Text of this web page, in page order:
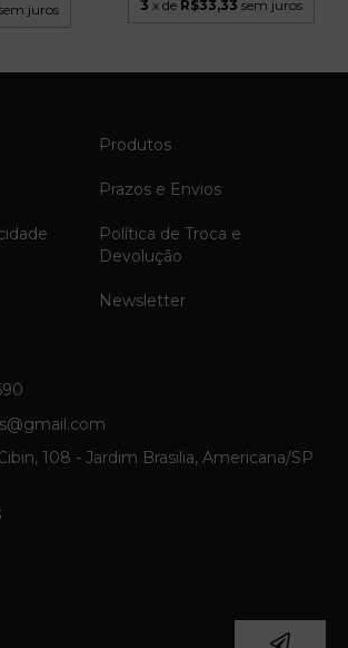
juros 3 x de R$33,33 sem juros
Produtos
Prazos e Envios
Política de Troca e
Devolução
Newsletter
108 - Jardim Brasilia, Americana/SP